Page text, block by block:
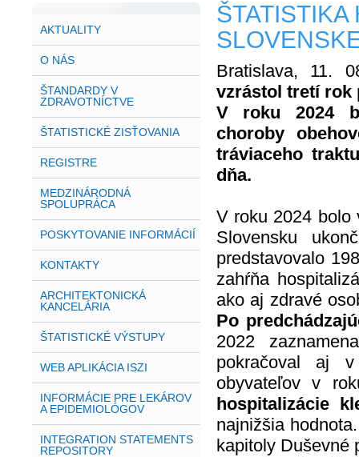
AKTUALITY
O NÁS
ŠTANDARDY V
ZDRAVOTNÍCTVE
ŠTATISTICKÉ ZISŤOVANIA
REGISTRE
MEDZINÁRODNÁ
SPOLUPRÁCA
POSKYTOVANIE INFORMÁCIÍ
KONTAKTY
ARCHITEKTONICKÁ
KANCELÁRIA
ŠTATISTICKÉ VÝSTUPY
WEB APLIKÁCIA ISZI
INFORMÁCIE PRE LEKÁROV
A EPIDEMIOLÓGOV
INTEGRATION STATEMENTS
REPOSITORY
ŠTATISTIKA
Bratislava, 11.
vzrástol tretí rok
V roku 2024
choroby
tráviaceho
dňa.
V roku 2024 bolo
Slovensku
predstavovalo
zahŕňa
ako aj zdravé
Po
2022
pokračoval aj
obyvateľov v
hospitalizácie
najnižšia
kapitoly Duševné